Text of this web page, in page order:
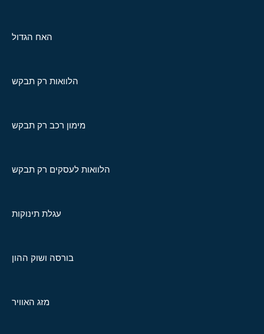
האח הגדול
הלוואות רק תבקש
מימון רכב רק תבקש
הלוואות לעסקים רק תבקש
עגלת תינוקות
בורסה ושוק ההון
מזג האוויר